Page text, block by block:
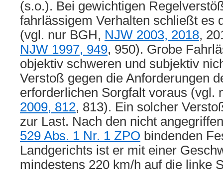
(s.o.). Bei gewichtigen
fahrlässigem Verhalten schließt es
(vgl. nur BGH, NJW 2003, 2018,
NJW 1997, 949, 950). Grobe
objektiv schweren und subjektiv
Verstoß gegen die Anforderungen
erforderlichen Sorgfalt voraus (vgl.
2009, 812, 813). Ein solcher
zur Last. Nach den nicht
529 Abs. 1 Nr. 1 ZPO bindenden
Landgerichts ist er mit einer
mindestens 220 km/h auf die linke